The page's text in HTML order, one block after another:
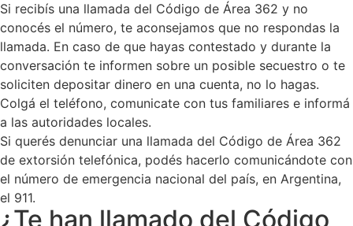
Si recibís una llamada del Código de Área 362 y no
conocés el número, te aconsejamos que no respondas la
llamada. En caso de que hayas contestado y durante la
conversación te informen sobre un posible secuestro o te
soliciten depositar dinero en una cuenta, no lo hagas.
Colgá el teléfono, comunicate con tus familiares e informá
a las autoridades locales.
Si querés denunciar una llamada del Código de Área 362
de extorsión telefónica, podés hacerlo comunicándote con
el número de emergencia nacional del país, en Argentina,
el 911.
¿Te han llamado del Código